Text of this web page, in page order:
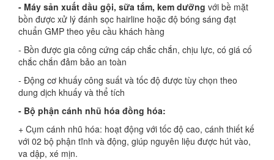
- Máy sản xuất dầu gội, sữa tắm, kem dưỡng với bề mặt
bồn được xử lý đánh sọc hairline hoặc độ bóng sáng đạt
chuẩn GMP theo yêu cầu khách hàng
- Bồn được gia công cứng cáp chắc chắn, chịu lực, có giá cố
chắc chắn đảm bảo an toàn
- Động cơ khuấy công suất và tốc độ được tùy chọn theo
dung dịch khuấy và thể tích
- Bộ phận cánh nhũ hóa đồng hóa:
+ Cụm cánh nhũ hóa: hoạt động với tốc độ cao, cánh thiết kế
với 02 bộ phận tĩnh và động, giúp nguyên liệu được hút vào,
va dập, xé mịn.